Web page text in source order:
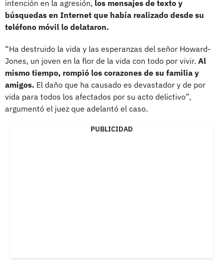
intención en la agresión, los mensajes de texto y
búsquedas en Internet que había realizado desde su
teléfono móvil lo delataron.
“Ha destruido la vida y las esperanzas del señor Howard-
Jones, un joven en la flor de la vida con todo por vivir. Al
mismo tiempo, rompió los corazones de su familia y
amigos. El daño que ha causado es devastador y de por
vida para todos los afectados por su acto delictivo”,
argumentó el juez que adelantó el caso.
PUBLICIDAD